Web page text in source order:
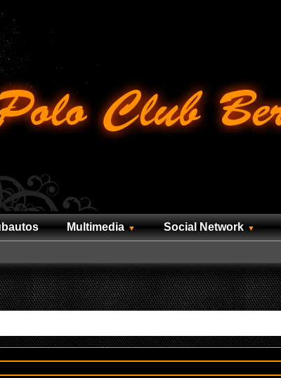
Multimedia Social Network